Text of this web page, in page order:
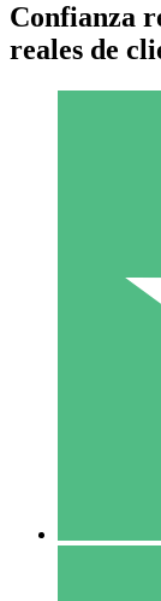
Paga según el
Confianza
reales de